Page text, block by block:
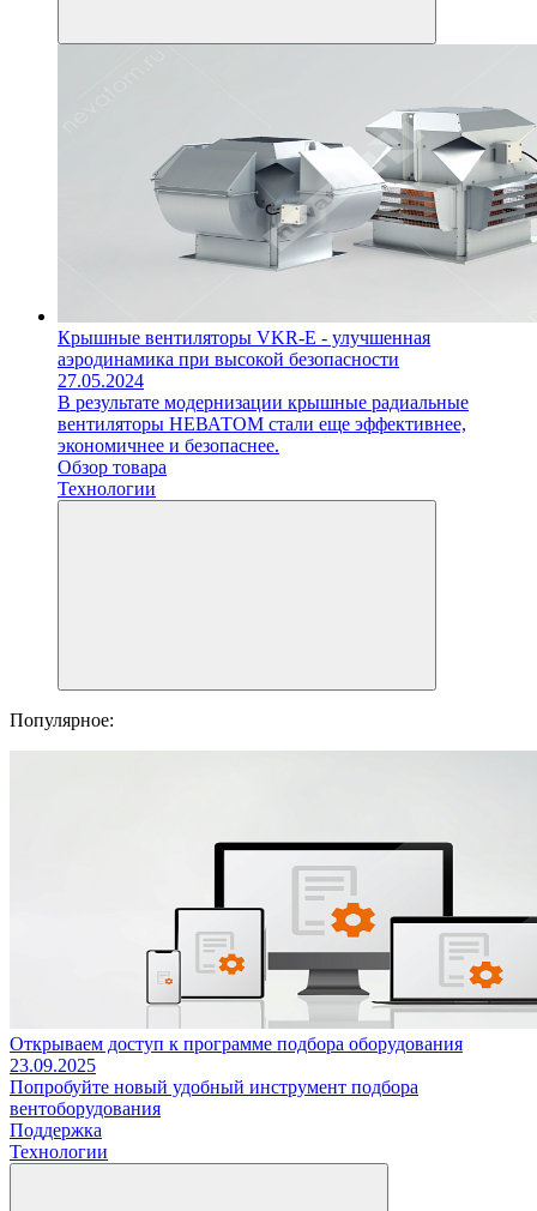
Крышные вентиляторы VKR-E - улучшенная
аэродинамика при высокой безопасности
27.05.2024
В результате модернизации крышные радиальные
вентиляторы НЕВАТОМ стали еще эффективнее,
экономичнее и безопаснее.
Обзор товара
Технологии
Популярное:
Открываем доступ к программе подбора оборудования
23.09.2025
Попробуйте новый удобный инструмент подбора
вентоборудования
Поддержка
Технологии